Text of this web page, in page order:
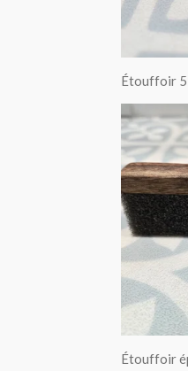
Étouffoir 5
Étouffoir